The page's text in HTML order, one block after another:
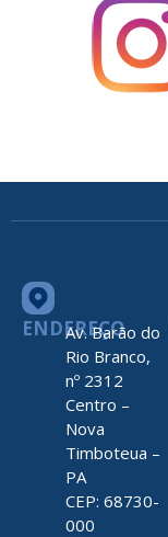
ENDEREÇO
Av. Barão do
Rio Branco,
nº 2312
Centro –
Nova
Timboteua –
PA
CEP: 68730-
000